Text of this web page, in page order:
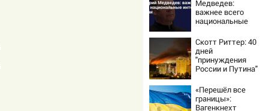
Медведев:
важнее всего
национальные
Скотт Риттер: 40
дней
"принуждения
России и Путина"
крах режима
Зеленского
«Перешёл все
границы»:
Вагенкнехт